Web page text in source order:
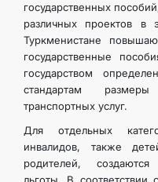
государственных
различных проектов в
Туркменистане
государственные
государством
стандартам
транспортных услуг.
Для отдельных
инвалидов, также
родителей,